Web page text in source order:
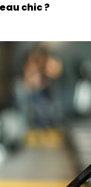
chic ?